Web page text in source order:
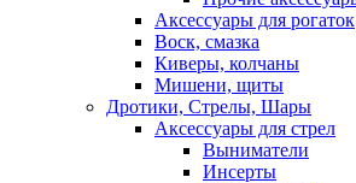
Аксессуары для рогаток
Воск, смазка
Киверы, колчаны
Мишени, щиты
Дротики, Стрелы, Шары
Аксессуары для стрел
Выниматели
Инсерты